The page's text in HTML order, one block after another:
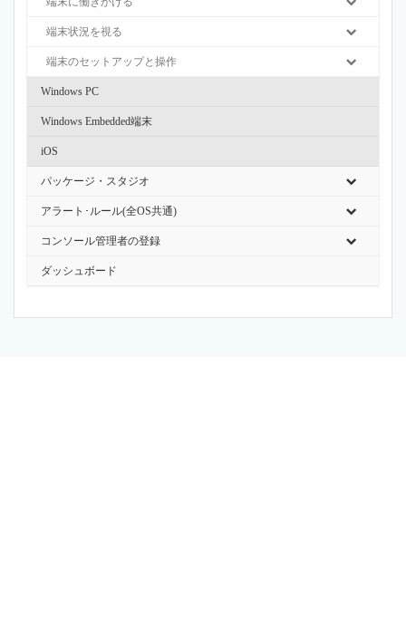
端末状況を視る
端末のセットアップと操作
Windows PC
Windows Embedded端末
iOS
パッケージ・スタジオ
アラート･ルール(全OS共通)
コンソール管理者の登録
ダッシュボード